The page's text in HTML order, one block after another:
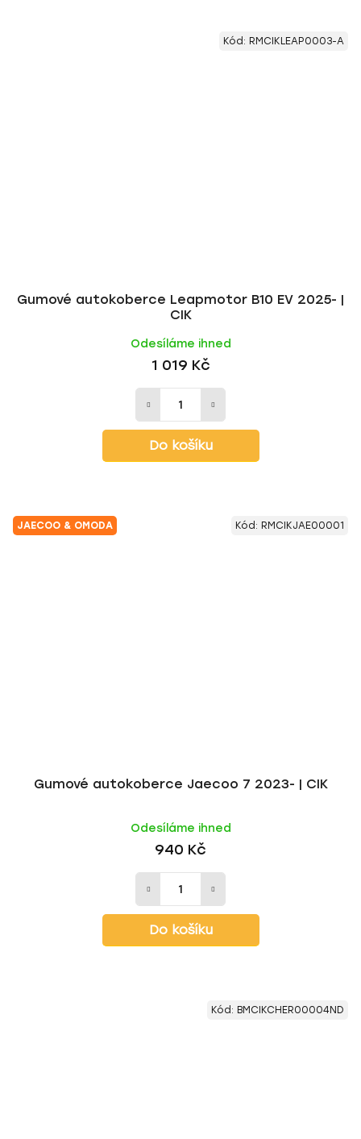
Gumové autokoberce Leapmotor B10 EV 2025- |
CIK
Odesíláme ihned
1 019 Kč
Do košíku
Kód: RMCIKLEAP0003-A
JAECOO & OMODA
Gumové autokoberce Jaecoo 7 2023- | CIK
Odesíláme ihned
940 Kč
Do košíku
Kód: RMCIKJAE00001
Kód: BMCIKCHER00004ND